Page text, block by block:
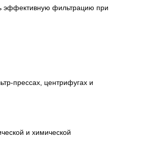
эффективную фильтрацию при
прессах, центрифугах и
и химической